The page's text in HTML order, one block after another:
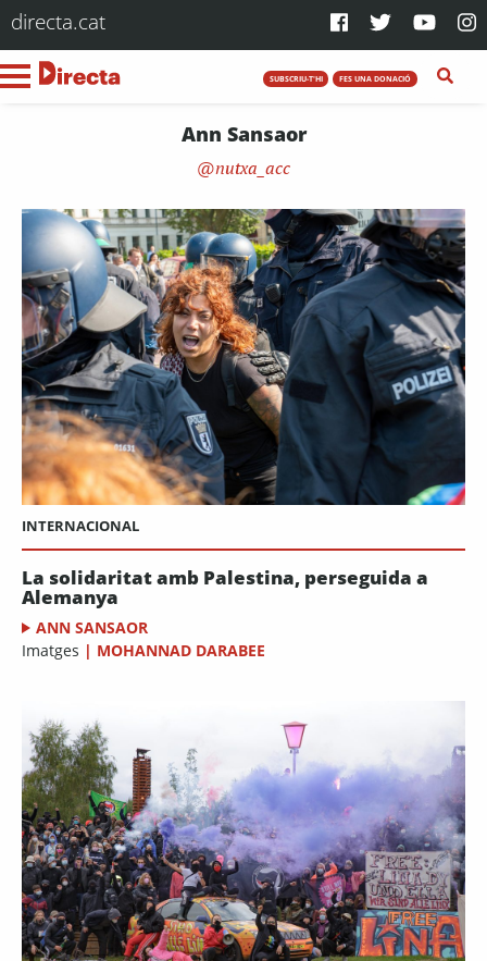
directa.cat
SUBSCRIU-T'HI FES UNA DONACIÓ
Ann Sansaor
nutxa_acc
INTERNACIONAL
La solidaritat amb Palestina, perseguida a
Alemanya
ANN SANSAOR
Imatges | MOHANNAD DARABEE